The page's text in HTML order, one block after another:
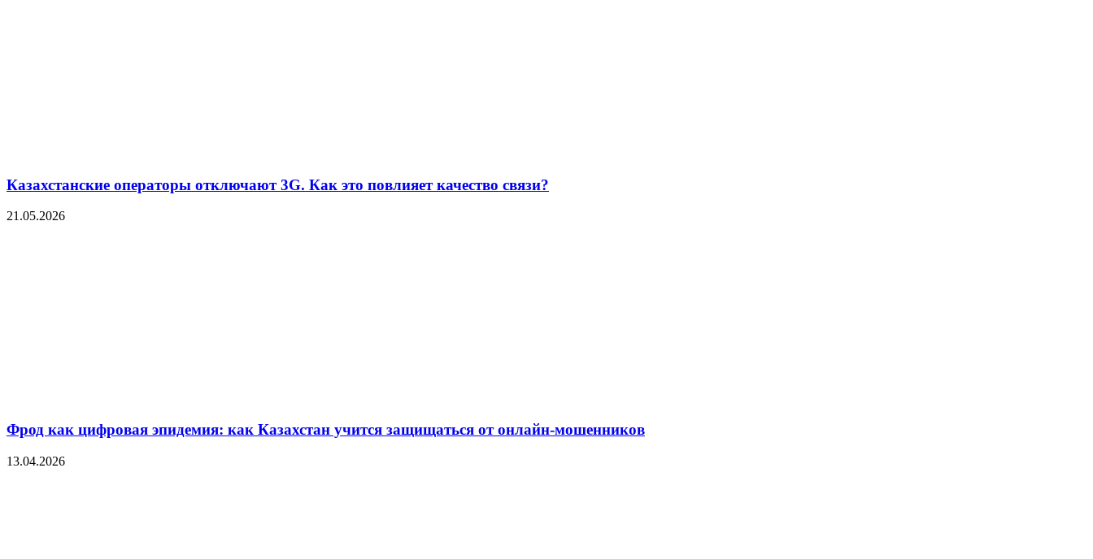
Казахстанские операторы отключают 3G. Как это повлияет качество связи?
21.05.2026
Фрод как цифровая эпидемия: как Казахстан учится защищаться от онлайн-мошенников
13.04.2026